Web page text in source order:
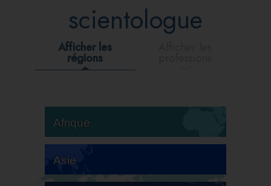
scientologue
Afficher les
régions
Afrique
Asie